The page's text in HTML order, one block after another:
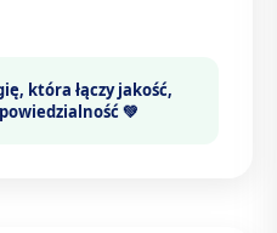
która łączyjakość,
💚